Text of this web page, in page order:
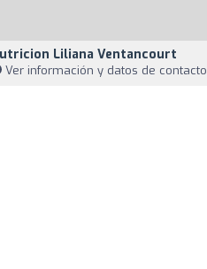
Liliana Ventancourt
Ver información y datos de contacto